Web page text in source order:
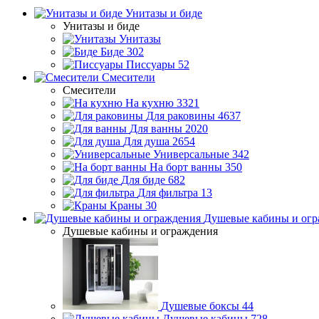
Унитазы и биде
Унитазы и биде
Унитазы
Биде 302
Писсуары 52
Смесители
Смесители
На кухню 3321
Для раковины 4637
Для ванны 2020
Для душа 2654
Универсальные 342
На борт ванны 350
Для биде 682
Для фильтра 13
Краны 30
Душевые кабины и
Душевые кабины и ограждения
Душевые боксы 44